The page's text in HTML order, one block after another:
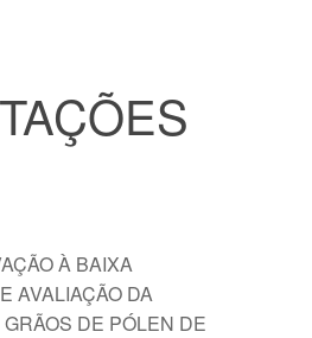
À BAIXA
AVALIAÇÃO DA
DE PÓLEN DE